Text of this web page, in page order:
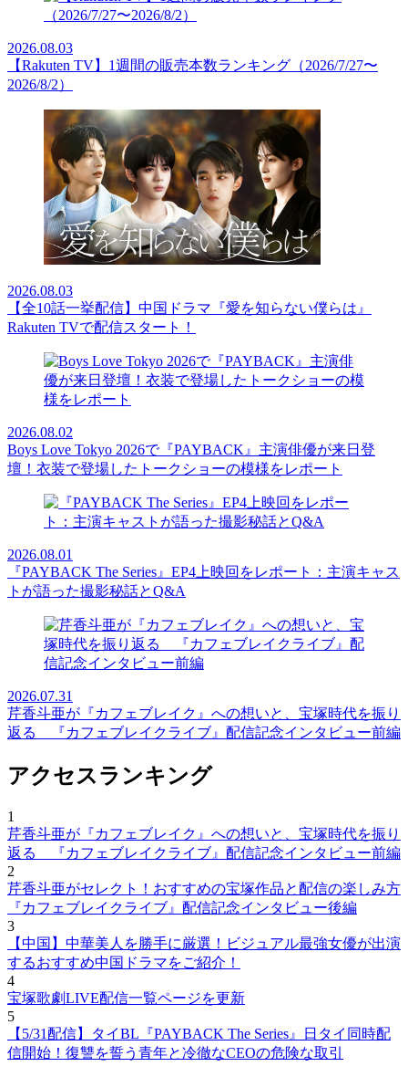
2026.08.03
【Rakuten TV】1週間の販売本数ランキング（2026/7/27〜
2026/8/2）
2026.08.03
【全10話一挙配信】中国ドラマ『愛を知らない僕らは』
Rakuten TVで配信スタート！
2026.08.02
Boys Love Tokyo 2026で『PAYBACK』主演俳優が来日登
壇！衣装で登場したトークショーの模様をレポート
2026.08.01
『PAYBACK The Series』EP4上映回をレポート：主演キャス
トが語った撮影秘話とQ&A
2026.07.31
芹香斗亜が『カフェブレイク』への想いと、宝塚時代を振り
返る 『カフェブレイクライブ』配信記念インタビュー前編
アクセスランキング
1
芹香斗亜が『カフェブレイク』への想いと、宝塚時代を振り
返る 『カフェブレイクライブ』配信記念インタビュー前編
2
芹香斗亜がセレクト！おすすめの宝塚作品と配信の楽しみ方
『カフェブレイクライブ』配信記念インタビュー後編
3
【中国】中華美人を勝手に厳選！ビジュアル最強女優が出演
するおすすめ中国ドラマをご紹介！
4
宝塚歌劇LIVE配信一覧ページを更新
5
【5/31配信】タイBL『PAYBACK The Series』日タイ同時配
信開始！復讐を誓う青年と冷徹なCEOの危険な取引